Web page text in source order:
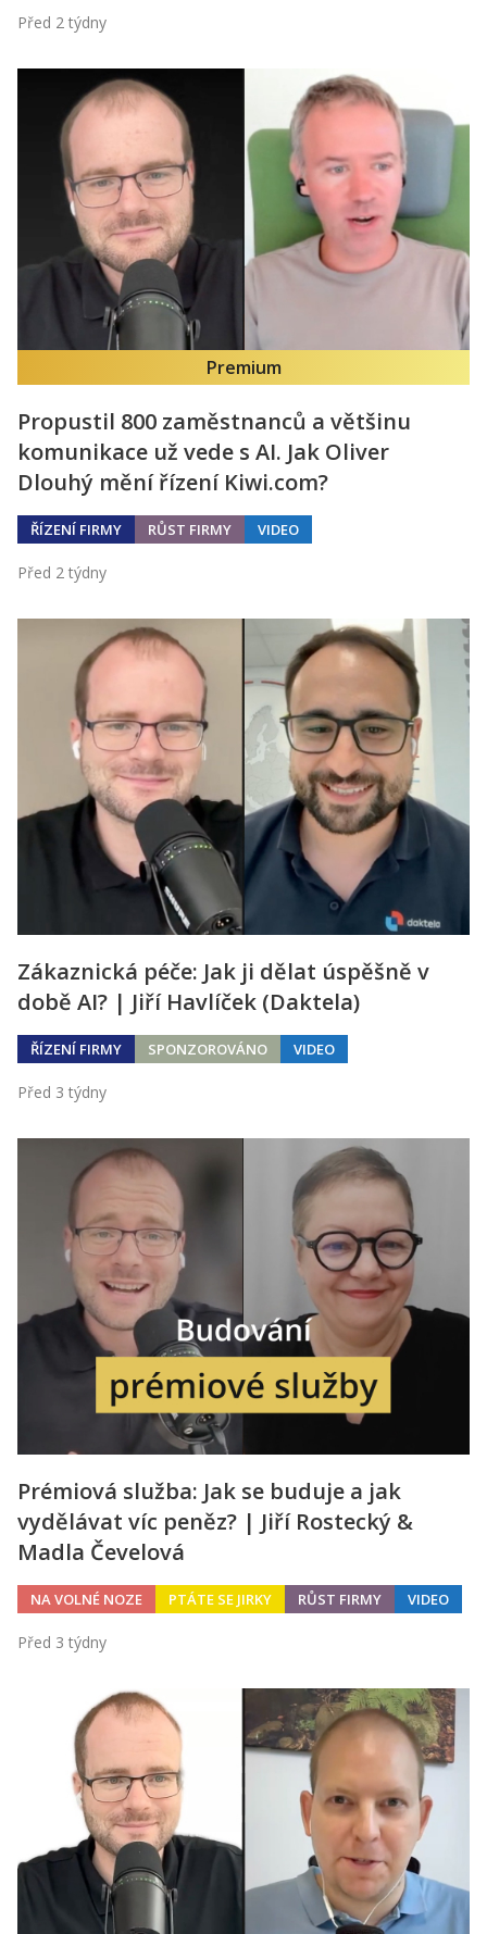
Před 2 týdny
Premium
Propustil 800 zaměstnanců a většinu
komunikace už vede s AI. Jak Oliver
Dlouhý mění řízení Kiwi.com?
ŘÍZENÍ FIRMY RŮST FIRMY VIDEO
Před 2 týdny
Zákaznická péče: Jak ji dělat úspěšně v
době AI? | Jiří Havlíček (Daktela)
ŘÍZENÍ FIRMY SPONZOROVÁNO VIDEO
Před 3 týdny
Prémiová služba: Jak se buduje a jak
vydělávat víc peněz? | Jiří Rostecký &
Madla Čevelová
NA VOLNÉ NOZE PTÁTE SE JIRKY RŮST FIRMY VIDEO
Před 3 týdny